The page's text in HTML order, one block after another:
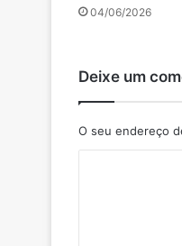
04/06/2026
Deixe um
O seu endereço